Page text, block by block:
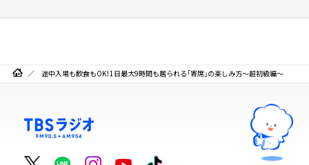
途中入場も飲食もOK！1日最大9時間も居られる「寄席」の楽しみ方～超初級編～